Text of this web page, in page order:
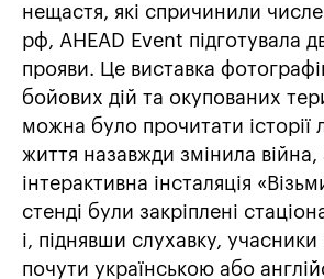
нещастя, які спричинили
рф, AHEAD Event підготувала
прояви. Це виставка
бойових дій та окупованих
можна було прочитати історії
життя назавжди змінила війна,
інтерактивна інсталяція
стенді були закріплені
і, піднявши слухавку, учасники
почути українською або